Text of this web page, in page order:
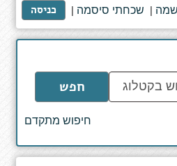
כניסה | שכחתי סיסמה |
חפש
חיפוש מתקדם